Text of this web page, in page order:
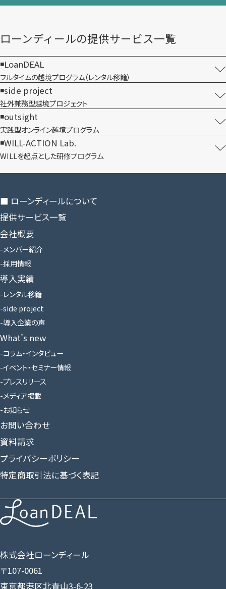
ローンディールの​提供サービス一覧
LoanDEAL
フルタイムの越境プログラム​（レンタル移籍）
side project
社外兼務型​越境プロジェクト
outsight
実践型オンライン​越境プログラム
WILL-ACTION Lab.
WILLを​起点とした​研修プログラム
株式会社ローンディール
〒107-0061
東京都港区北青山3-6-23
■ ローンディールに​ついて
提供サービス一覧
会社概要
メンバー紹介
採用情報
導入実績
レンタル移籍
side project
導入企業の声
What’s new
コラム・インタビュー
イベント・セミナー情報
プレスリリース
メディア掲載
お知らせ
お問い合わせ
資料請求
プライバシーポリシー
特定商取引法に基づく表記